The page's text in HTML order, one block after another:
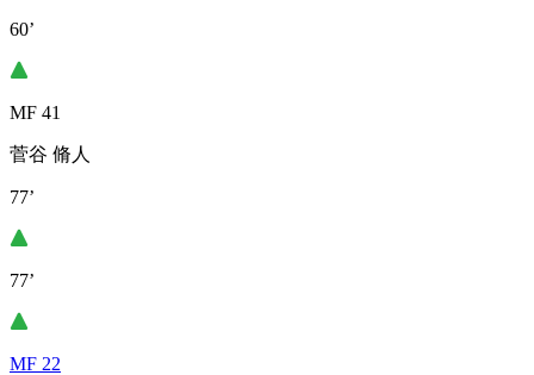
60’
MF 41
菅谷 脩人
77’
77’
MF 22